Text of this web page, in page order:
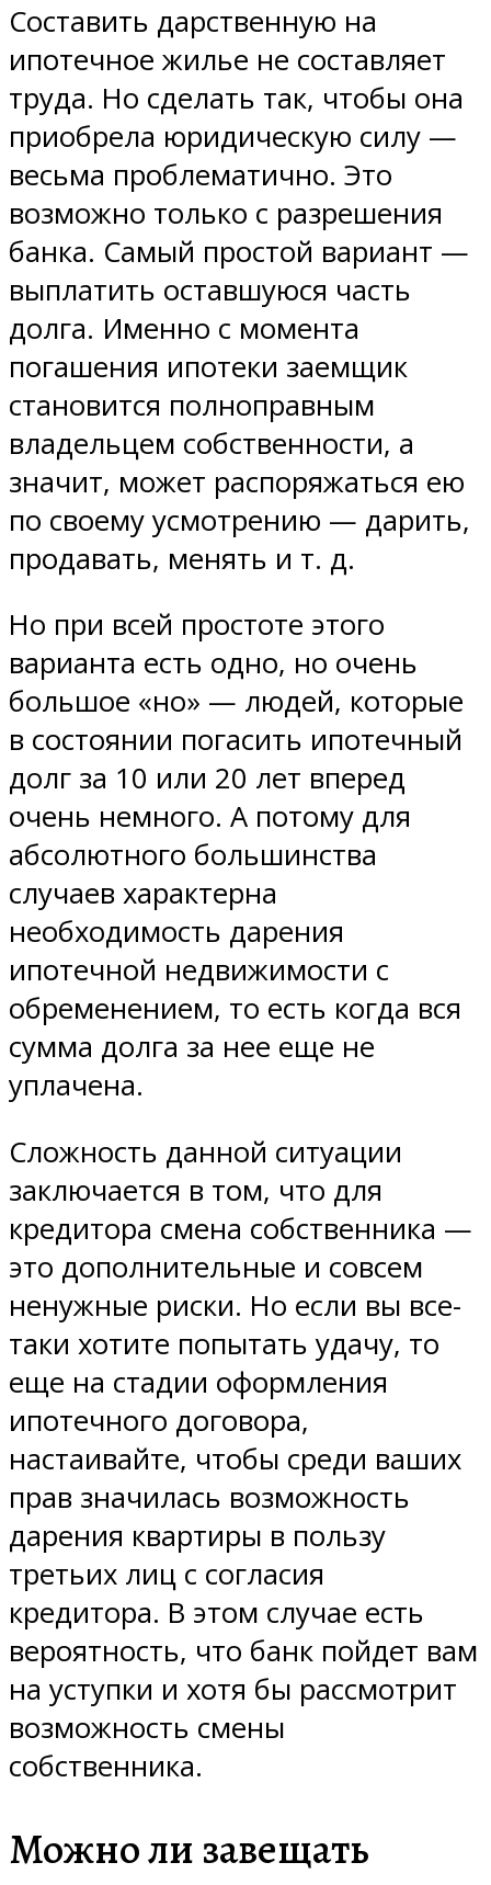
Составить дарственную на
ипотечное жилье не составляет
труда. Но сделать так, чтобы она
приобрела юридическую силу —
весьма проблематично. Это
возможно только с разрешения
банка. Самый простой вариант —
выплатить оставшуюся часть
долга. Именно с момента
погашения ипотеки заемщик
становится полноправным
владельцем собственности, а
значит, может распоряжаться ею
по своему усмотрению — дарить,
продавать, менять и т. д.
Но при всей простоте этого
варианта есть одно, но очень
большое «но» — людей, которые
в состоянии погасить ипотечный
долг за 10 или 20 лет вперед
очень немного. А потому для
абсолютного большинства
случаев характерна
необходимость дарения
ипотечной недвижимости с
обременением, то есть когда вся
сумма долга за нее еще не
уплачена.
Сложность данной ситуации
заключается в том, что для
кредитора смена собственника —
это дополнительные и совсем
ненужные риски. Но если вы все-
таки хотите попытать удачу, то
еще на стадии оформления
ипотечного договора,
настаивайте, чтобы среди ваших
прав значилась возможность
дарения квартиры в пользу
третьих лиц с согласия
кредитора. В этом случае есть
вероятность, что банк пойдет вам
на уступки и хотя бы рассмотрит
возможность смены
собственника.
Можно ли завещать